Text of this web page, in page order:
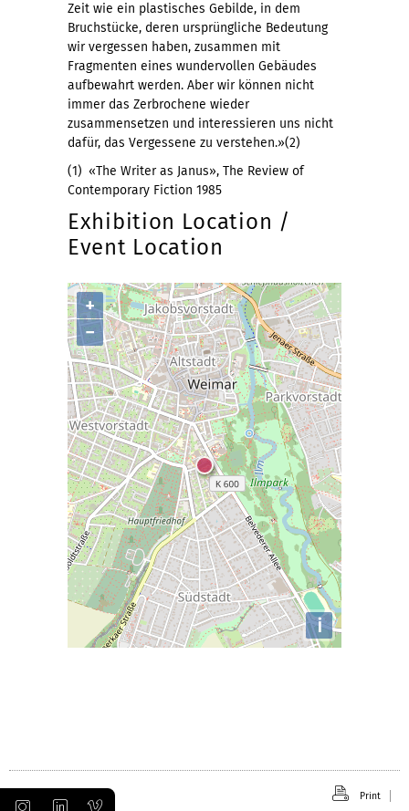
Zeit wie ein plastisches Gebilde, in dem
Bruchstücke, deren ursprüngliche Bedeutung
wir vergessen haben, zusammen mit
Fragmenten eines wundervollen Gebäudes
aufbewahrt werden. Aber wir können nicht
immer das Zerbrochene wieder
zusammensetzen und interessieren uns nicht
dafür, das Vergessene zu verstehen.»(2)
(1) «The Writer as Janus», The Review of
Contemporary Fiction 1985
Exhibition Location /
Event Location
+
−
i
Print